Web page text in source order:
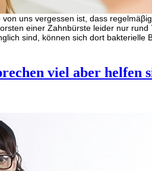
uns vergessen ist, dass
einer Zahnbürste leider nur
sind, können sich dort bakterielle
viel aber helfen